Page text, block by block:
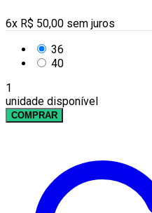
6x R$ 50,00 sem juros
36
40
1
unidade disponível
COMPRAR